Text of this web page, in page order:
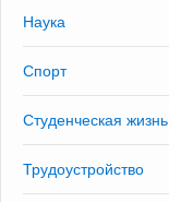
Наука
Спорт
Студенческая жизнь
Трудоустройство